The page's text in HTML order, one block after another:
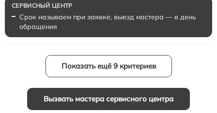
Срок называем при заявке, выезд мастера — в день
обращения
Показать ещё 9 критериев
Вызвать мастера сервисного центра